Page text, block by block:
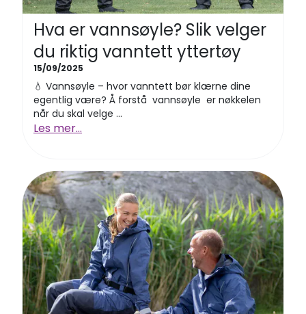
Hva er vannsøyle? Slik velger
du riktig vanntett yttertøy
15/09/2025
💧 Vannsøyle – hvor vanntett bør klærne dine
egentlig være? Å forstå vannsøyle er nøkkelen
når du skal velge ...
Les mer...